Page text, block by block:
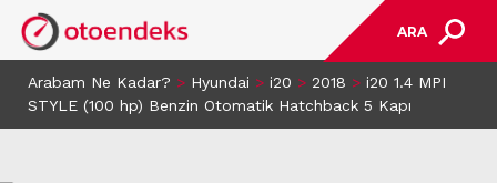
ARA
Arabam Ne Kadar? > Hyundai > i20 > 2018 > i20 1.4 MPI
STYLE (100 hp) Benzin Otomatik Hatchback 5 Kapı